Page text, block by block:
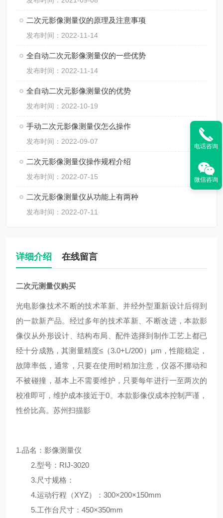
二次元影像测量仪的原理及注意事项
发布时间：2022-11-14
全自动二次元影像测量仪的一些优势
发布时间：2022-11-14
全自动二次元影像测量仪的优势
发布时间：2022-10-19
手动二次元影像测量仪怎么操作
发布时间：2022-09-07
二次元影像测量仪操作规程介绍
发布时间：2022-07-15
二次元影像测量仪从功能上有两种
发布时间：2022-07-11
详细介绍 在线留言
二次元测量仪购买
光电影像技术不断的技术革新、并经外型重新设计后得到
的一款新产品。经过多年的技术革新、不断改进，本款影
像仪从外形设计、结构布局、配件选择到制作工艺上都已
经十分成熟，其测量精度≤（3.0+L/200）μm，性能稳定，
故障率低，通常，只要在使用时稍加注意，仪器不挪动和
不被碰撞，基本上不需要维护，只要每年进行一至两次的
校准即可，维护成本接近于0。本款影像仪成本控制严谨，
性价比高。苏州扫描影
1.品名：影像测量仪
2.型号：RIJ-3020
3.尺寸规格：
4.运动行程（XYZ）：300×200×150mm
5.工作台尺寸：450×350mm
电话咨询
微信咨询